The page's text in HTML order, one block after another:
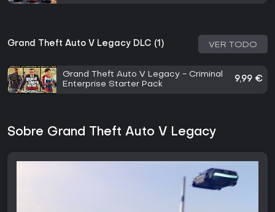
Grand Theft Auto V Legacy DLC (1) VER TODO
Grand Theft Auto V Legacy - Criminal
Enterprise Starter Pack
9,99 €
Sobre Grand Theft Auto V Legacy